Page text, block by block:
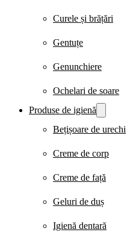
Curele și brățări
Gentuțe
Genunchiere
Ochelari de soare
Produse de igienă
Bețișoare de urechi
Creme de corp
Creme de față
Geluri de duș
Igienă dentară